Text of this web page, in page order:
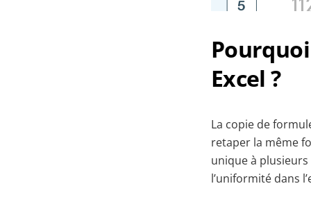
Excel ?
La copie de
retaper la même
unique à
l’uniformité dans